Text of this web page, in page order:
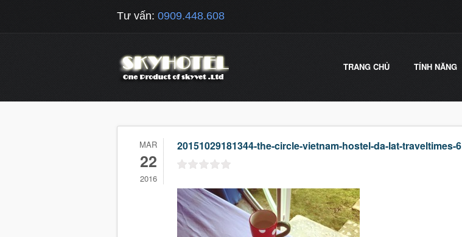
Tư vấn: 0909.448.608
TRANG CHỦ TÍNH NĂNG
MAR
22
2016
20151029181344-the-circle-vietnam-hostel-da-lat-traveltimes-6